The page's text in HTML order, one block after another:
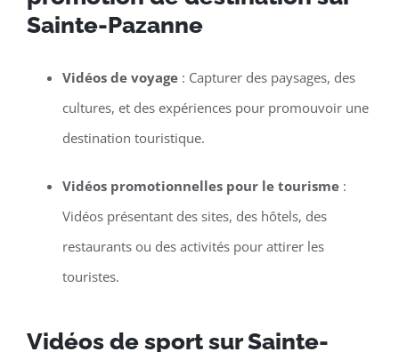
Sainte-Pazanne
Vidéos de voyage: Capturer des paysages, des
cultures, et des expériences pour promouvoir une
destination touristique.
Vidéos promotionnelles pour le tourisme:
Vidéos présentant des sites, des hôtels, des
restaurants ou des activités pour attirer les
touristes.
Vidéos de sport sur Sainte-